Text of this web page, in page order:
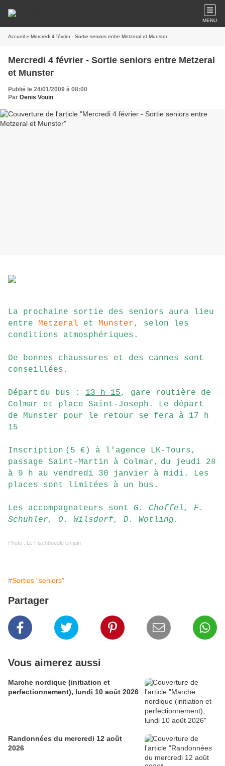
MENU
Accueil » Mercredi 4 février - Sortie seniors entre Metzeral et Munster
Mercredi 4 février - Sortie seniors entre Metzeral
et Munster
Publié le 24/01/2009 à 08:00
Par Denis Vouin
La prochaine sortie des seniors aura lieu
entre Metzeral et Munster, selon les
conditions atmosphériques.
De bonnes chaussures et des cannes sont
conseillées.
Départ du bus : 13 h 15, gare routière de
Colmar et place Saint-Joseph. Le départ
de Munster pour le retour se fera à 17 h
15
Inscription (5 €) à l'agence LK-Tours,
passage Saint-Martin à Colmar, du jeudi 28
à 9 h au vendredi 30 janvier à midi. Les
places sont limitées à un bus.
Les accompagnateurs sont G. Choffel, F.
Schuhler, O. Wilsdorf, D. Wotling.
Photo : L e Fischboedle en juin
#Sorties "seniors"
Partager
Vous aimerez aussi
Marche nordique (initiation et
perfectionnement), lundi 10 août 2026
Randonnées du mercredi 12 août
2026